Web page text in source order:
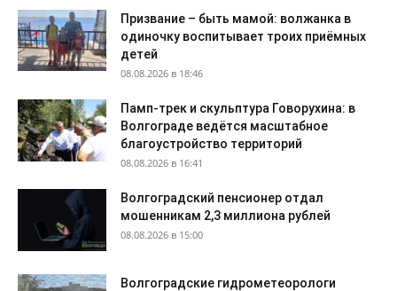
Призвание – быть мамой: волжанка в
одиночку воспитывает троих приёмных
детей
08.08.2026 в 18:46
Памп-трек и скульптура Говорухина: в
Волгограде ведётся масштабное
благоустройство территорий
08.08.2026 в 16:41
Волгоградский пенсионер отдал
мошенникам 2,3 миллиона рублей
08.08.2026 в 15:00
Волгоградские гидрометеорологи